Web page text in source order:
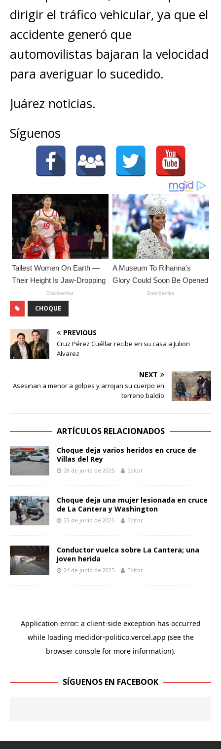
dirigir el tráfico vehicular, ya que el
accidente generó que
automovilistas bajaran la velocidad
para averiguar lo sucedido.
Juárez noticias.
Síguenos
CHOQUE
PREVIOUS
Cruz Pérez Cuéllar recibe en su casa a Julion
Alvarez
NEXT
Asesinan a menor a golpes y arrojan su cuerpo en
terreno baldío
ARTÍCULOS RELACIONADOS
Choque deja varios heridos en cruce de
Villas del Rey
28 de junio de 2025 Editor
Choque deja una mujer lesionada en cruce
de La Cantera y Washington
23 de junio de 2025 Editor
Conductor vuelca sobre La Cantera; una
joven herida
24 de junio de 2025 Editor
SÍGUENOS EN FACEBOOK